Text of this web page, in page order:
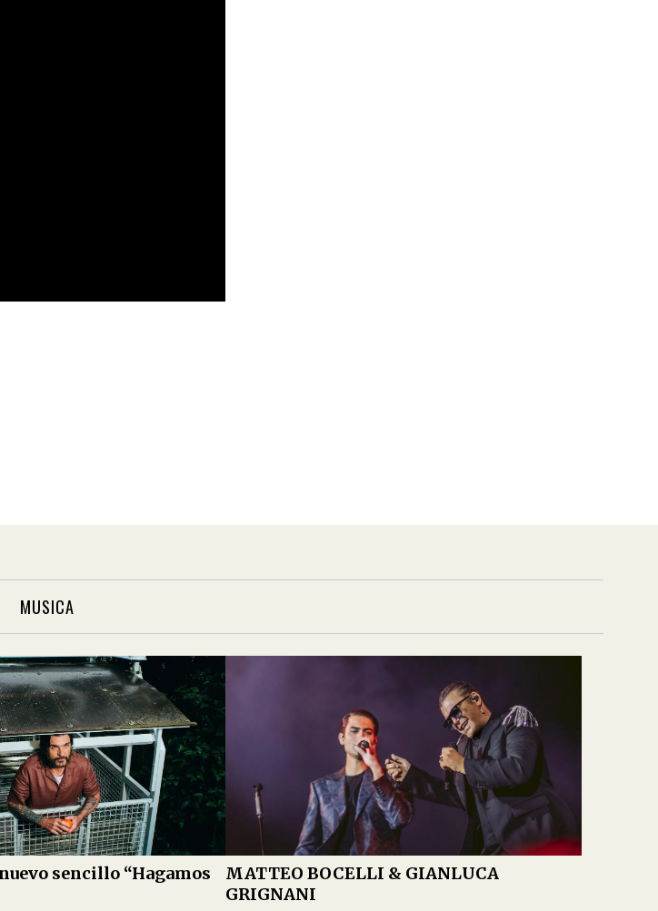
MUSICA
sencillo “Hagamos
MATTEO BOCELLI & GIANLUCA
GRIGNANI